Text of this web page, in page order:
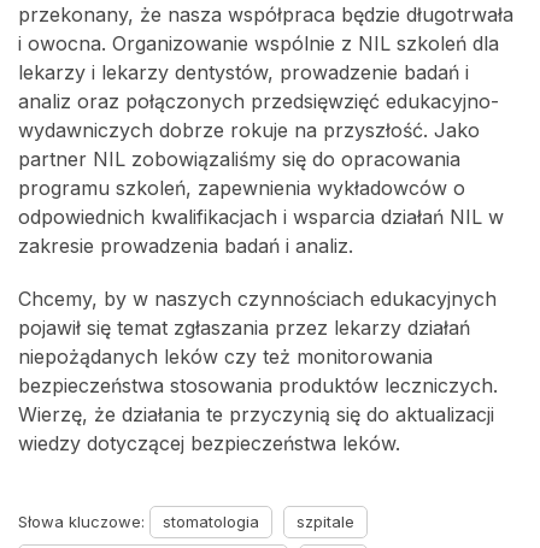
przekonany, że nasza współpraca będzie długotrwała
i owocna. Organizowanie wspólnie z NIL szkoleń dla
lekarzy i lekarzy dentystów, prowadzenie badań i
analiz oraz połączonych przedsięwzięć edukacyjno-
wydawniczych dobrze rokuje na przyszłość. Jako
partner NIL zobowiązaliśmy się do opracowania
programu szkoleń, zapewnienia wykładowców o
odpowiednich kwalifikacjach i wsparcia działań NIL w
zakresie prowadzenia badań i analiz.
Chcemy, by w naszych czynnościach edukacyjnych
pojawił się temat zgłaszania przez lekarzy działań
niepożądanych leków czy też monitorowania
bezpieczeństwa stosowania produktów leczniczych.
Wierzę, że działania te przyczynią się do aktualizacji
wiedzy dotyczącej bezpieczeństwa leków.
Słowa kluczowe: stomatologia
szpitale